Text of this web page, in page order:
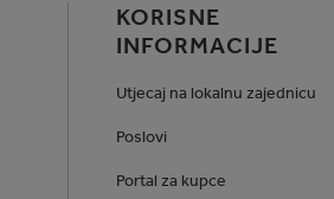
KORISNE
INFORMACIJE
Utjecaj na lokalnu zajednicu
Poslovi
Portal za kupce